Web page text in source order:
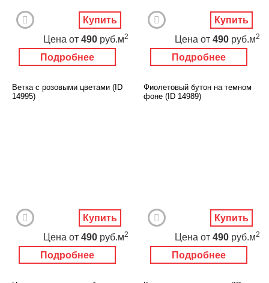
Подробнее
Цена от 490 руб.м2
Купить
Подробнее
Цена от 490 руб.м2
Купить
Ветка с розовыми цветами (ID
14995)
Подробнее
Цена от 490 руб.м2
Купить
Фиолетовый бутон на темном
фоне (ID 14989)
Подробнее
Цена от 490 руб.м2
Купить